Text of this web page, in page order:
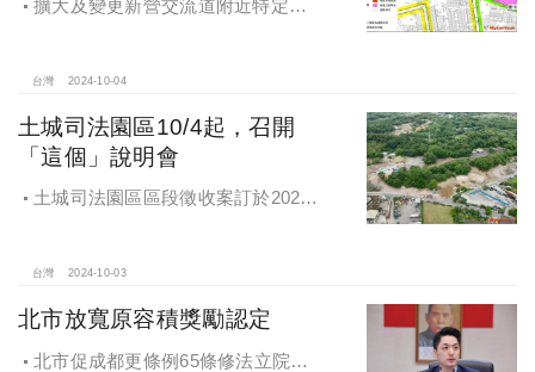
擴大及變更新營交流道附近特定區
台灣 2024-10-04
土城司法園區10/4起，召開
「這個」說明會
土城司法園區區段徵收案訂於2024
台灣 2024-10-03
北市放寬原容積獎勵認定
北市促成都更條例65條修法立院初